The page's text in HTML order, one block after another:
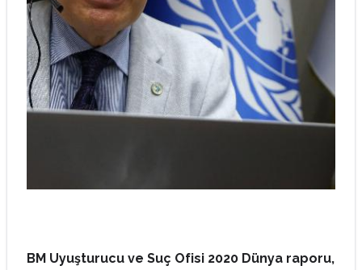
BM Uyuşturucu ve Suç Ofisi 2020 Dünya raporu,